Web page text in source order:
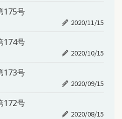
175号
2020/11/15
174号
2020/10/15
173号
2020/09/15
172号
2020/08/15